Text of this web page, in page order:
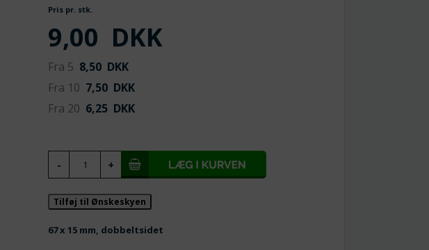
Pris pr. stk.
9,00 DKK
Fra 5 8,50 DKK
Fra 10 7,50 DKK
Fra 20 6,25 DKK
Tilføj til Ønskeskyen
67 x 15 mm, dobbeltsidet